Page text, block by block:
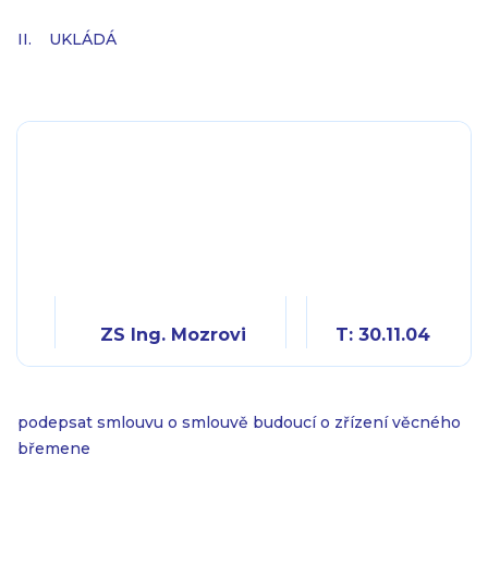
II. UKLÁDÁ
ZS Ing. Mozrovi T: 30.11.04
podepsat smlouvu o smlouvě budoucí o zřízení věcného
břemene